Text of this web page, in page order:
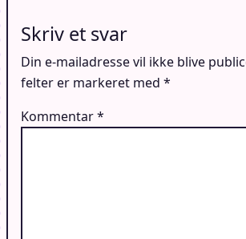
Skriv et svar
Din e-mailadresse vil ikke blive
felter er markeret med *
Kommentar*